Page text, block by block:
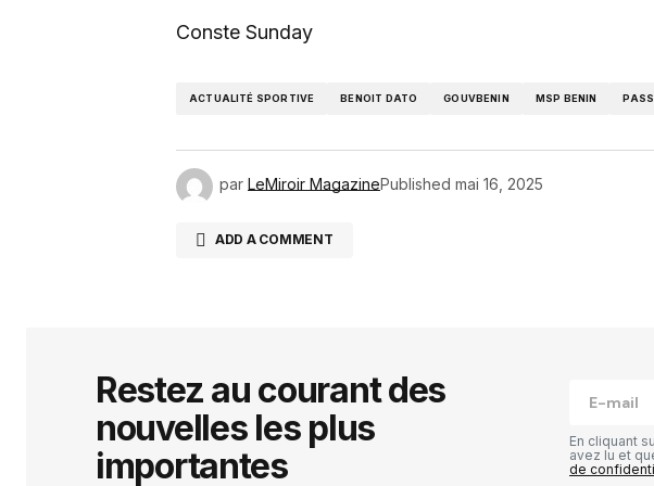
Conste Sunday
ACTUALITÉ SPORTIVE BENOIT DATO GOUVBENIN MSP BENIN
par LeMiroir MagazinePublished mai 16, 2025
ADD A COMMENT
Comment *
Restez au courant des
nouvelles les plus
importantes
En cliquant
avez lu et
de